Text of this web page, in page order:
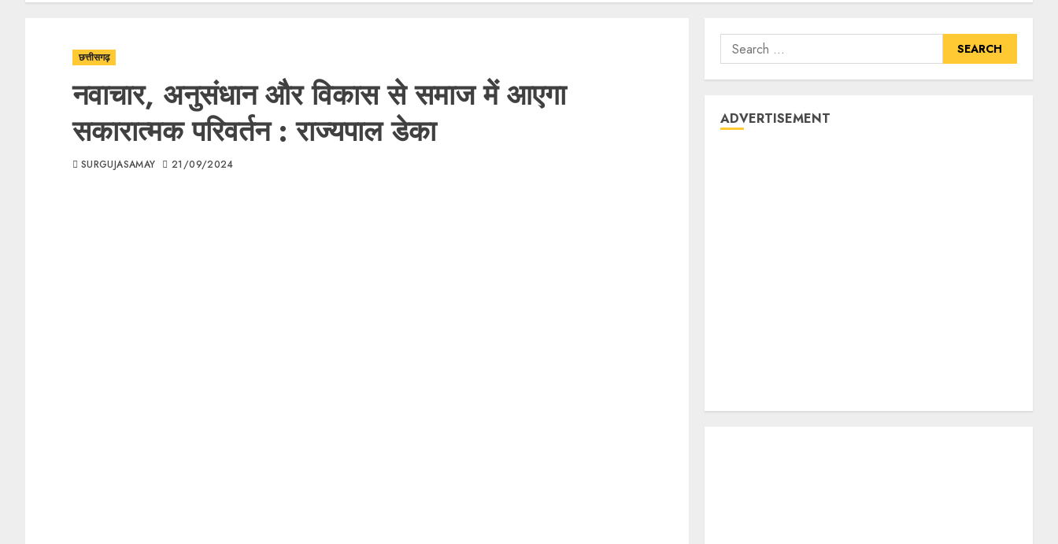
छत्तीसगढ़
नवाचार, अनुसंधान और विकास से समाज में आएगा
सकारात्मक परिवर्तन : राज्यपाल डेका
SURGUJASAMAY 21/09/2024
ADVERTISEMENT